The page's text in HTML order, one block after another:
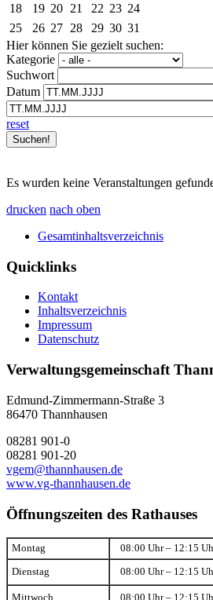
18
19 20 21 22 23 24
25
26 27 28 29 30 31
Hier können Sie gezielt suchen:
Kategorie
Suchwort
Datum
reset
Es wurden keine Veranstaltungen
drucken nach oben
Gesamtinhaltsverzeichnis
Quicklinks
Kontakt
Inhaltsverzeichnis
Impressum
Datenschutz
Verwaltungsgemeinschaft
Edmund-Zimmermann-Straße 3
86470 Thannhausen
08281 901-0
08281 901-20
vgem@thannhausen.de
www.vg-thannhausen.de
Öffnungszeiten des Rathauses
Montag 08:00 Uhr – 12:15
Dienstag 08:00 Uhr – 12:15